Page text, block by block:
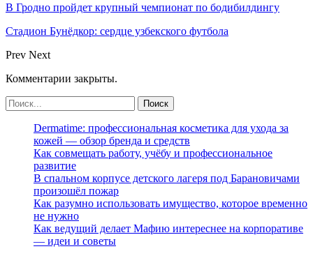
В Гродно пройдет крупный чемпионат по бодибилдингу
Стадион Бунёдкор: сердце узбекского футбола
Prev Next
Комментарии закрыты.
Dermatime: профессиональная косметика для ухода за
кожей — обзор бренда и средств
Как совмещать работу, учёбу и профессиональное
развитие
В спальном корпусе детского лагеря под Барановичами
произошёл пожар
Как разумно использовать имущество, которое временно
не нужно
Как ведущий делает Мафию интереснее на корпоративе
— идеи и советы